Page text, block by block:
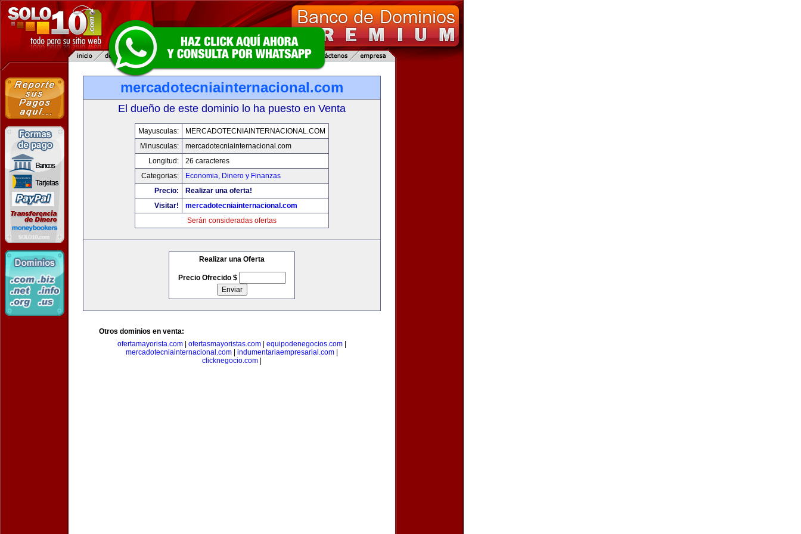
mercadotecniainternacional.com
El dueño de este dominio lo ha puesto en Venta
Mayusculas:
MERCADOTECNIAINTERNACIONAL.COM
Minusculas:
mercadotecniainternacional.com
Longitud:
26 caracteres
Categorias:
Economia, Dinero y Finanzas
Precio:
Realizar una oferta!
Visitar!
mercadotecniainternacional.com
Serán consideradas ofertas
Realizar una Oferta
Precio Ofrecido $
Otros dominios en venta:
ofertamayorista.com
ofertasmayoristas.com equipodenegocios.com
mercadotecniainternacional.com
indumentariaempresarial.com
clicknegocio.com